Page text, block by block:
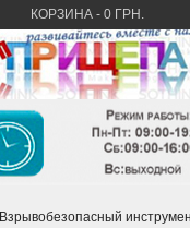
КОРЗИНА - 0 ГРН.
Взрывобезопасный